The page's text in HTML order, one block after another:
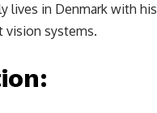
lives in Denmark with
vision systems.